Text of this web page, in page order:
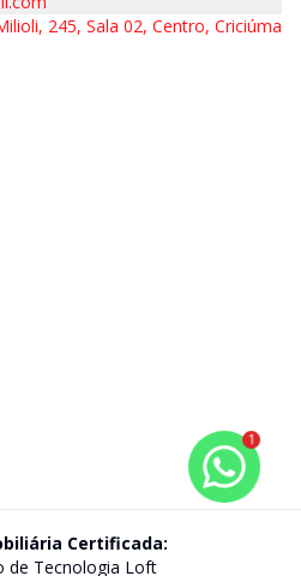
245, Sala 02, Centro, Criciúma
Certificada:
de Tecnologia Loft
1